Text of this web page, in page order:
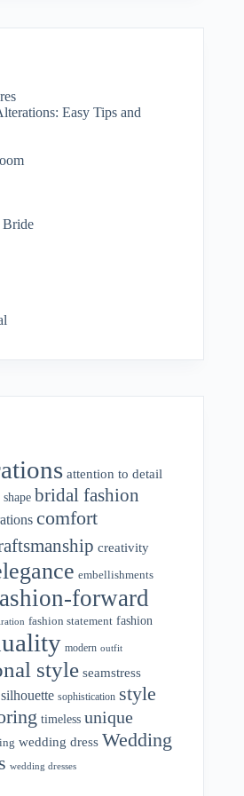
Easy Tips and
attention to detail
bridal fashion
comfort
creativity
embellishments
forward
fashion statement fashion
modern outfit
style seamstress
silhouette sophistication style
timeless unique
wedding dress Wedding
wedding dresses